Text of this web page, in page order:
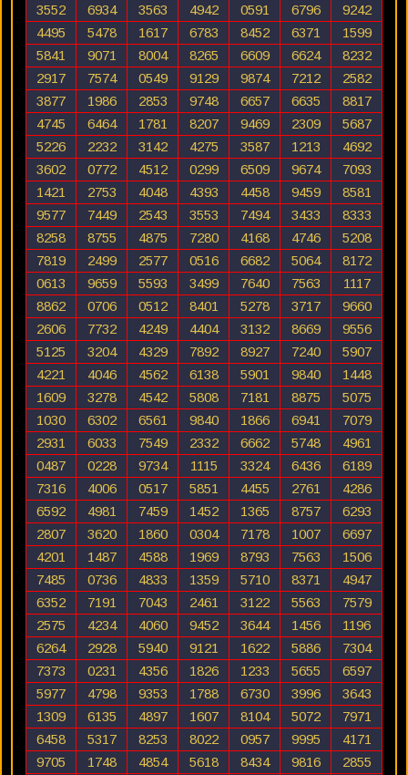
3552
6934 3563 4942 0591 6796
9242
4495
5478 1617 6783 8452 6371
1599
5841
9071 8004 8265 6609 6624
8232
2917
7574 0549 9129 9874 7212
2582
3877
1986 2853 9748 6657 6635
8817
4745
6464 1781 8207 9469 2309
5687
5226
2232 3142 4275 3587 1213
4692
3602
0772 4512 0299 6509 9674
7093
1421
2753 4048 4393 4458 9459
8581
9577
7449 2543 3553 7494 3433
8333
8258
8755 4875 7280 4168 4746
5208
7819
2499 2577 0516 6682 5064
8172
0613
9659 5593 3499 7640 7563
1117
8862
0706 0512 8401 5278 3717
9660
2606
7732 4249 4404 3132 8669
9556
5125
3204 4329 7892 8927 7240
5907
4221
4046 4562 6138 5901 9840
1448
1609
3278 4542 5808 7181 8875
5075
1030
6302 6561 9840 1866 6941
7079
2931
6033 7549 2332 6662 5748
4961
0487
0228 9734 1115 3324 6436
6189
7316
4006 0517 5851 4455 2761
4286
6592
4981 7459 1452 1365 8757
6293
2807
3620 1860 0304 7178 1007
6697
4201
1487 4588 1969 8793 7563
1506
7485
0736 4833 1359 5710 8371
4947
6352
7191 7043 2461 3122 5563
7579
2575
4234 4060 9452 3644 1456
1196
6264
2928 5940 9121 1622 5886
7304
7373
0231 4356 1826 1233 5655
6597
5977
4798 9353 1788 6730 3996
3643
1309
6135 4897 1607 8104 5072
7971
6458
5317 8253 8022 0957 9995
4171
9705
1748 4854 5618 8434 9816
2855